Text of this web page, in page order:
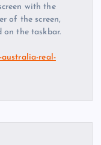
with the
of the screen,
on the taskbar.
real-